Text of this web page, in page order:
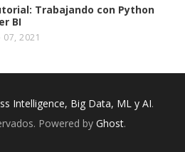
Trabajando con Python
BI
2021
Intelligence, Big Data, ML y AI.
Powered by Ghost.